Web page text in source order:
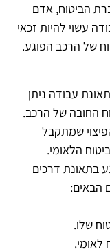
הביטוח, אדם
עשוי להיות זכאי
של הרכב הפוגע.
עבודה ניתן
החובה של הרכב.
שמתקבל
הלאומי.
בתאונת דרכים
הבאים:
שלו.
לאומי.